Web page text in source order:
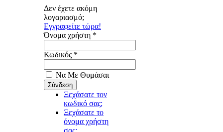
Δεν έχετε ακόμη
λογαριασμό;
Εγγραφείτε τώρα!
Όνομα χρήστη *
Κωδικός *
Να Με Θυμάσαι
Ξεχάσατε τον
κωδικό σας;
Ξεχάσατε το
όνομα χρήστη